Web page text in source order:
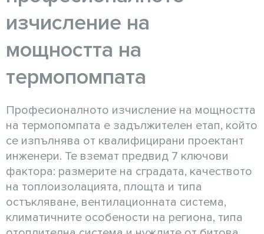
изчисление на
мощността на
термопомпата
Професионалното изчисление на мощността
на термопомпата е задължителен етап, който
се изпълнява от квалифицирани проектант
инженери. Те вземат предвид 7 ключови
фактора: размерите на сградата, качеството
на топлоизолацията, площта и типа
остъкляване, вентилационната система,
климатичните особености на региона, типа